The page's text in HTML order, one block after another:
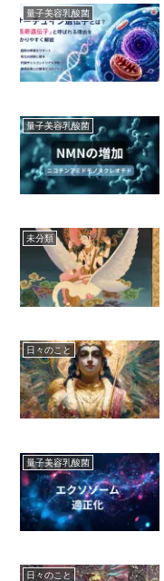
量子美容乳酸菌
量子美容乳酸菌
未分類
日々のこと
量子美容乳酸菌
日々のこと